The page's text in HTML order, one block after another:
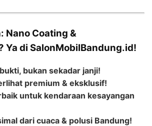
Nano Coating &
Ya di SalonMobilBandung.id!
bukan sekadar janji!
premium & eksklusif!
untuk kendaraan kesayangan
dari cuaca & polusi Bandung!